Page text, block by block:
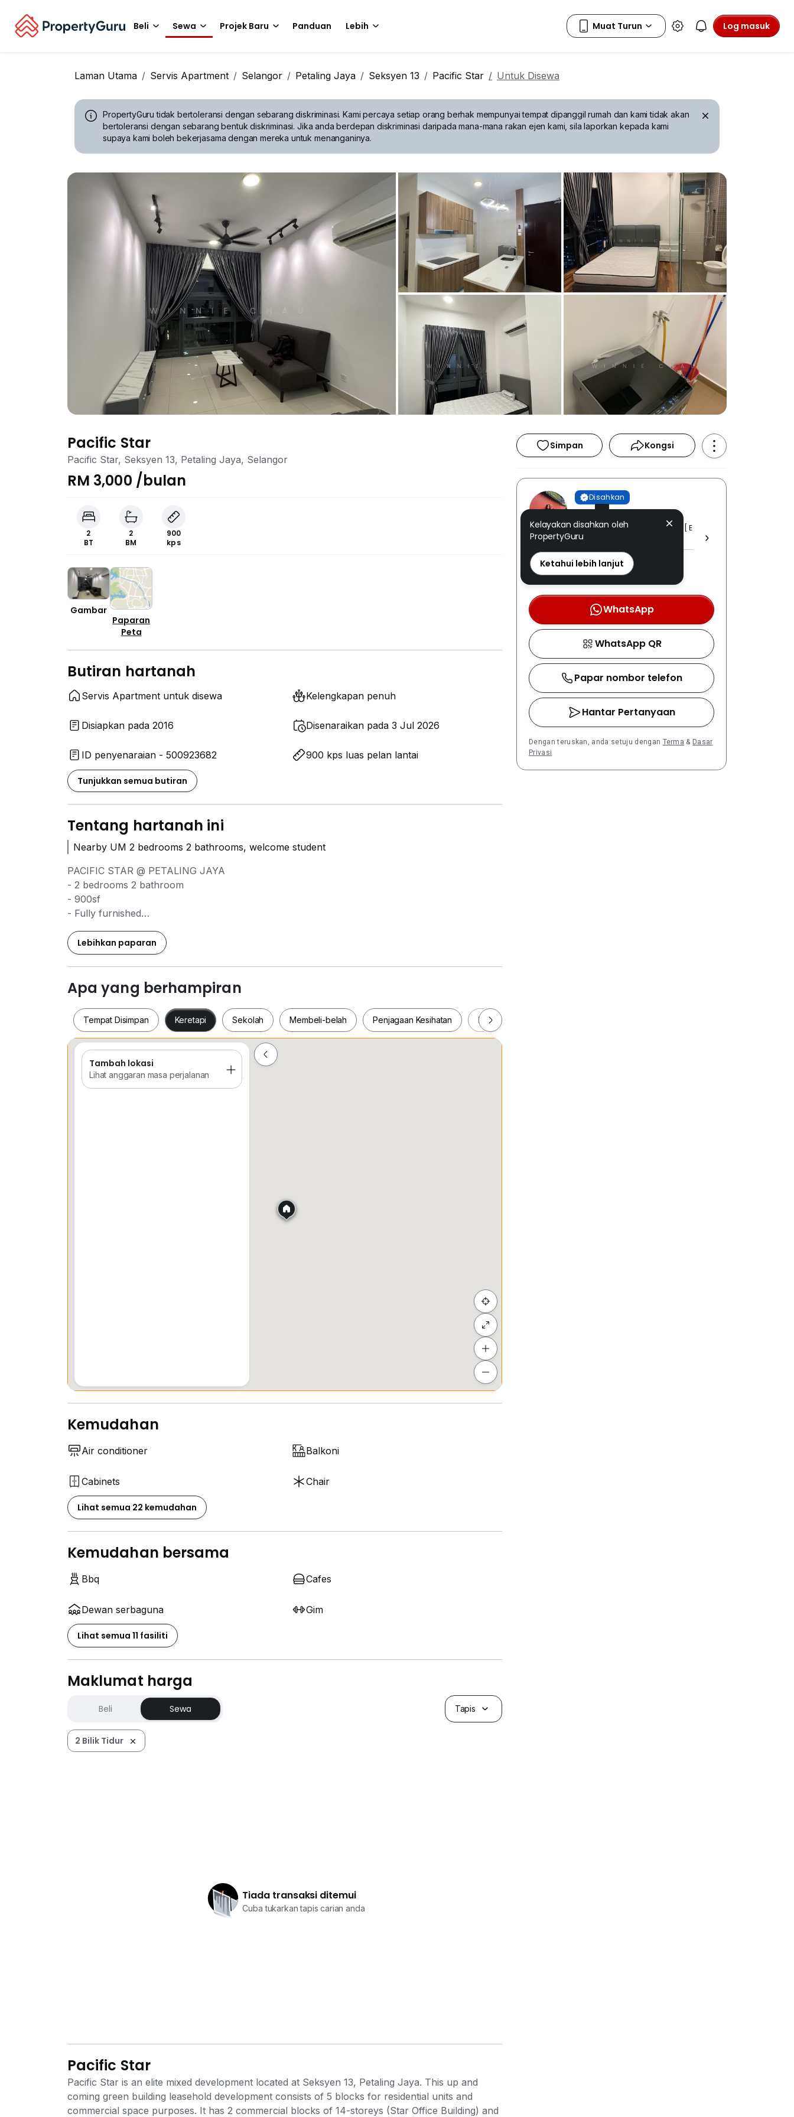
Beli Sewa Projek Baru Panduan Lebih Log masuk
Laman Utama Servis Apartment Selangor Petaling Jaya Seksyen 13 Pacific Star Untuk Disewa
PropertyGuru tidak bertoleransi dengan sebarang diskriminasi.Kami percaya setiap orang berhak mempunyai tempat dipanggil rumah dan kami tidak akan
bertoleransi dengan sebarang bentuk diskriminasi. Jika anda berdepan diskriminasi daripada mana-mana rakan ejen kami, sila laporkan kepada kami
supaya kami boleh bekerjasama dengan mereka untuk menanganinya.
Pacific Star
Pacific Star, Seksyen 13, Petaling Jaya, Selangor
RM 3,000 /bulan
2
BT
2
BM
900
kps
Gambar
Paparan
Peta
Butiran hartanah
Servis Apartment untuk disewa Kelengkapan penuh
Disiapkan pada 2016 Disenaraikan pada 3 Jul 2026
ID penyenaraian - 500923682 900 kps luas pelan lantai
Tunjukkan semua butiran
Tentang hartanah ini
Nearby UM 2 bedrooms 2 bathrooms, welcome student
PACIFIC STAR @ PETALING JAYA
- 2 bedrooms 2 bathroom
- 900sf
- Fully furnished
- Walking distance to Jaya One shopping centre
Lebihkan paparan
Apa yang berhampiran
Tempat Disimpan Keretapi Sekolah Membeli-belah Penjagaan Kesihatan Makanan & Minuman
Tempat Disimpan Sekolah
Tambah lokasi
Lihat anggaran masa perjalanan
Kemudahan
Air conditioner Balkoni
Cabinets Chair
Lihat semua 22 kemudahan
Kemudahan bersama
Bbq Cafes
Dewan serbaguna Gim
Lihat semua 11 fasiliti
Maklumat harga
Beli Sewa Tapis
2 Bilik Tidur
Tiada transaksi ditemui
Cuba tukarkan tapis carian anda
Pacific Star
Pacific Star is an elite mixed development located at Seksyen 13, Petaling Jaya. This up and
coming green building leasehold development consists of 5 blocks for residential units and
commercial space purposes. It has 2 commercial blocks of 14-storeys (Star Office Building) and
Simpan Kongsi
Disahkan
Winnie Chau
DREAMVEST REALTY SDN. BHD. [ E
(1) 1634 ]
REN: 43705 disahkan
Nombor berdaftar LPEPH
WhatsApp
WhatsApp QR
Papar nombor telefon
Hantar Pertanyaan
Dengan teruskan, anda setuju dengan Terma & Dasar
Privasi
Kelayakan disahkan oleh
PropertyGuru
Ketahui lebih lanjut